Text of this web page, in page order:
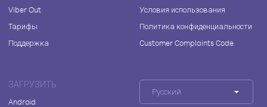
Viber Out
Тарифы
Поддержка
Условия использования
Политика конфиденциальности
Customer Complaints Code
ЗАГРУЗИТЬ
Android
Русский